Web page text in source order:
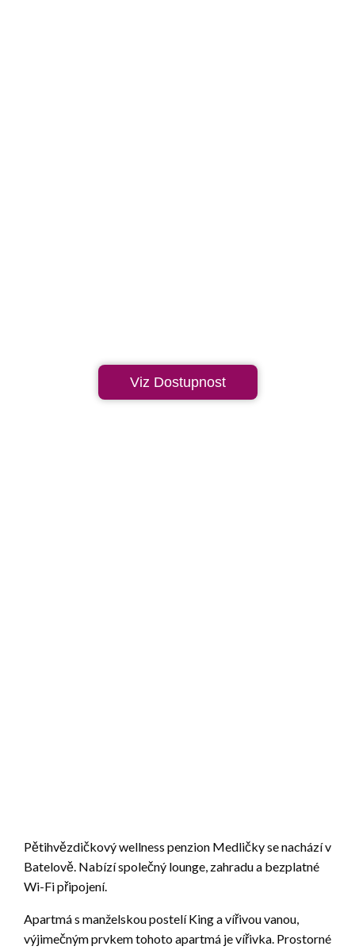
Viz Dostupnost
Pětihvězdičkový wellness penzion Medličky se nachází v
Batelově. Nabízí společný lounge, zahradu a bezplatné
Wi-Fi připojení.
Apartmá s manželskou postelí King a vířivou vanou,
výjimečným prvkem tohoto apartmá je vířivka. Prostorné